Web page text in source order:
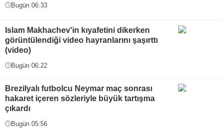
Bugün 06:33
Islam Makhachev'in kıyafetini dikerken
görüntülendiği video hayranlarını şaşırttı
(video)
Bugün 06:22
Brezilyalı futbolcu Neymar maç sonrası
hakaret içeren sözleriyle büyük tartışma
çıkardı
Bugün 05:56